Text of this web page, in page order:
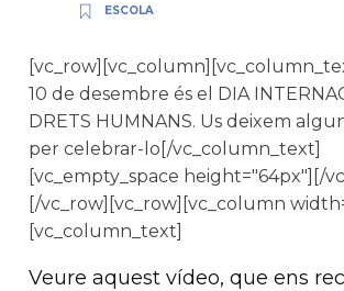
ESCOLA
10 de desembre és el DIA
DRETS HUMNANS. Us deixem
per celebrar-lo[/vc_column_text]
[vc_empty_space height="64px"][/
[/vc_row][vc_row][vc_column
[vc_column_text]
Veure aquest vídeo, que ens